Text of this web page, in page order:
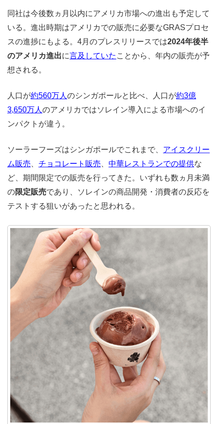
同社は今後数ヵ月以内にアメリカ市場への進出も予定して
いる。進出時期はアメリカでの販売に必要なGRASプロセ
スの進捗にもよる。4月のプレスリリースでは2024年後半
のアメリカ進出に言及していた ことから、年内の販売が予
想される。
人口が約560万人 のシンガポールと比べ、人口が約3億
3,650万人 のアメリカではソレイン導入による市場へのイ
ンパクトが違う。
ソーラーフーズはシンガポールでこれまで、 アイスクリー
ム販売
チョコレート販売 中華レストランでの提供な
ど、期間限定での販売を行ってきた。いずれも数ヵ月未満
の限定販売であり、ソレインの商品開発・消費者の反応を
テストする狙いがあったと思われる。